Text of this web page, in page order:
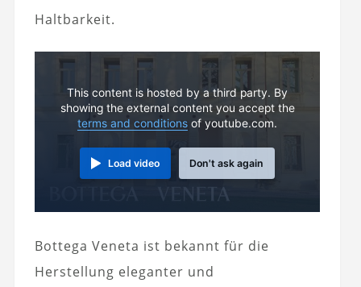
Haltbarkeit.
This content is hosted by a third party. By
showing the external content you accept the
terms and conditions of youtube.com.
Load video Don't ask again
Bottega Veneta ist bekannt für die
Herstellung eleganter und